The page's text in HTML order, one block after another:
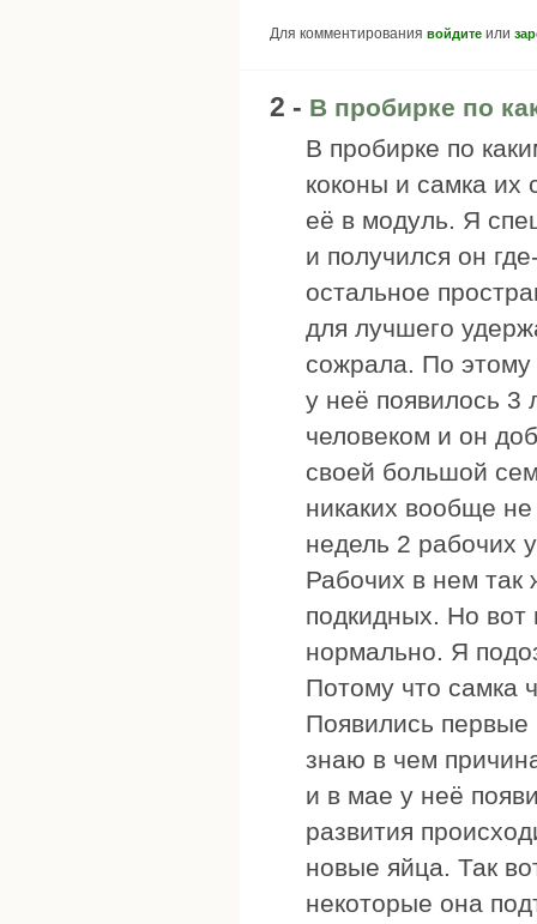
Для комментирования войдите или
2 - В пробирке по
В пробирке по
коконы и самка их
её в модуль. Я
и получился он
остальное
для лучшего
сожрала. По
у неё появилось 3
человеком и он
своей большой
никаких вообще
недель 2 рабочих
Рабочих в нем
подкидных. Но вот
нормально. Я
Потому что самка
Появились первые
знаю в чем
и в мае у неё
развития
новые яйца. Так
некоторые она